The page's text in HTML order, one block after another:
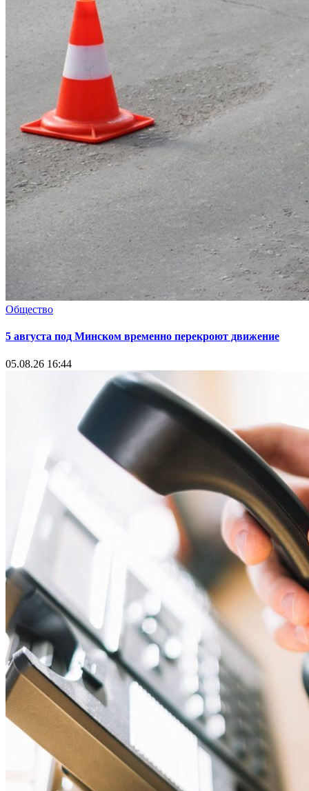
Общество
5 августа под Минском временно перекроют движение
05.08.26 16:44